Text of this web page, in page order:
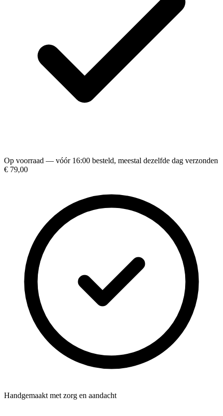
Op voorraad — vóór 16:00 besteld, meestal dezelfde dag verzonden
€ 79,00
Handgemaakt met zorg en aandacht